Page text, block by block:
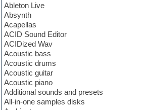
Ableton Live
Absynth
Acapellas
ACID Sound Editor
ACIDized Wav
Acoustic bass
Acoustic drums
Acoustic guitar
Acoustic piano
Additional sounds and presets
All-in-one samples disks